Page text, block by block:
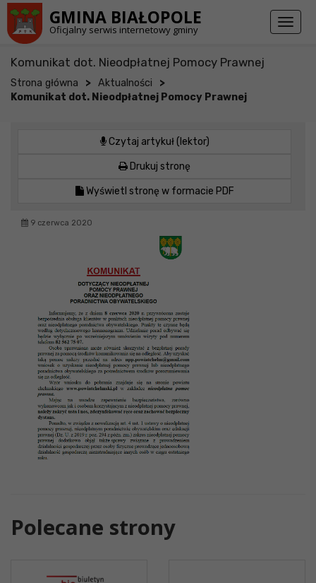
GMINA BIAŁOPOLE
Oficjalny serwis internetowy gminy
Toggle
Komunikat dot. Nieodpłatnej Pomocy Prawnej
Strona główna > Aktualności >
Komunikat dot. Nieodpłatnej Pomocy Prawnej
Czytaj artykuł (lektor)
Drukuj stronę
Wyświetl stronę w formacie PDF
9 czerwca 2020
Polecane strony